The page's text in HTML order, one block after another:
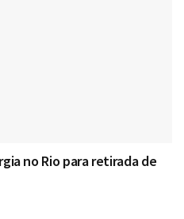
no Rio para retirada de